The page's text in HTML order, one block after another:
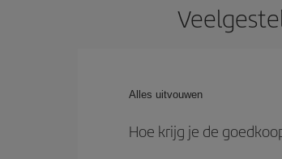
Alles uitvouwen
Hoe krijg je de